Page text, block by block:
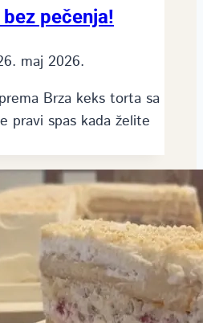
pečenja!
maj 2026.
Brza keks torta sa
pravi spas kada želite